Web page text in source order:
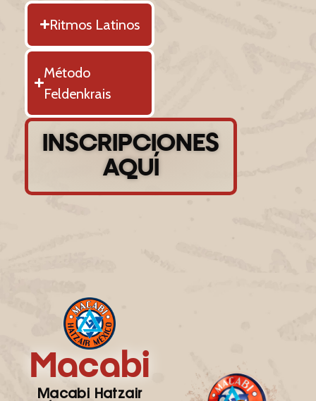
Ritmos Latinos
Método
Feldenkrais
INSCRIPCIONES
AQUÍ
Macabi
Macabi Hatzair